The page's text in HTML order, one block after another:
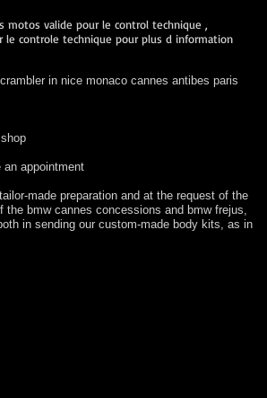
motos valide pour le control technique ,
le controle technique pour plus d information
in nice monaco cannes antibes paris
appointment
made preparation and at the request of the
bmw cannes concessions and bmw frejus,
in sending our custom-made body kits, as in